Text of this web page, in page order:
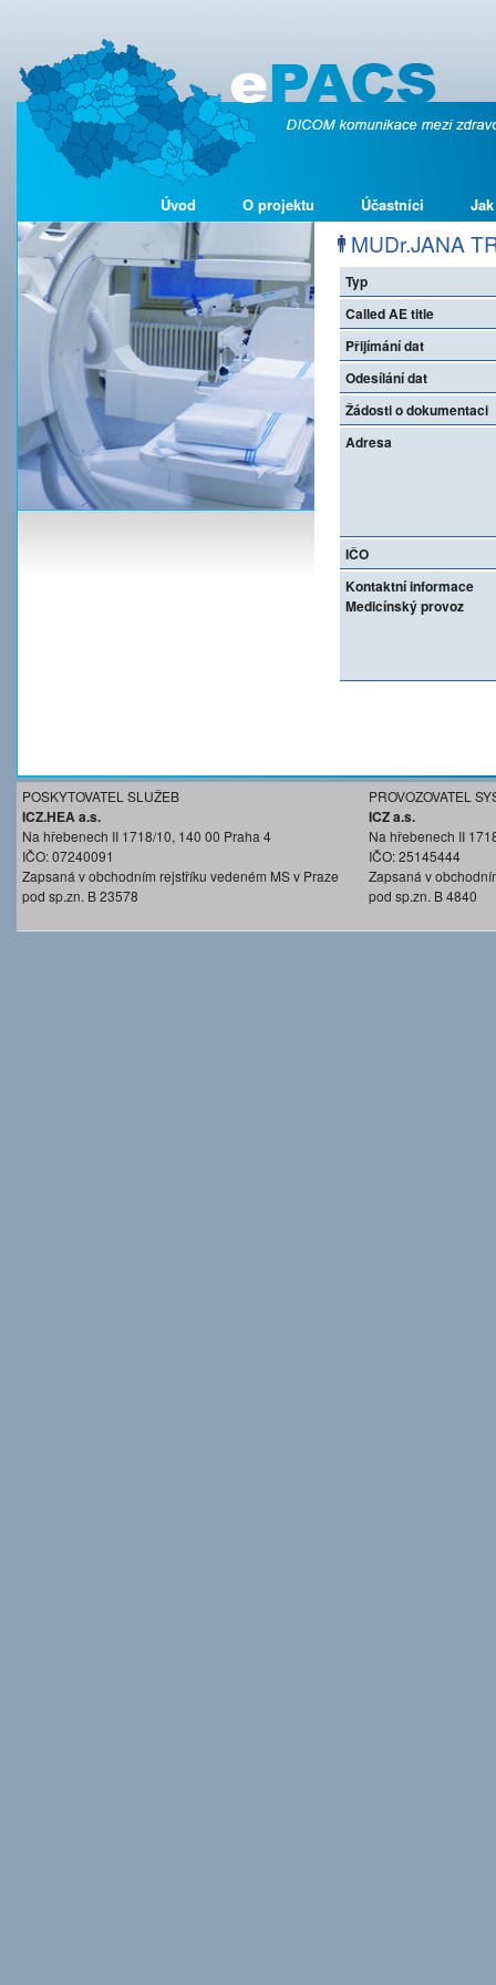
Úvod O projektu Účastníci
MUDr.JANA
Typ
Called AE title
Přijímání dat
Odesílání dat
Žádosti o dokumentaci
Adresa
IČO
Kontaktní informace
Medicínský provoz
POSKYTOVATEL SLUŽEB
ICZ.HEA a.s.
Na hřebenech II 1718/10, 140 00 Praha 4
IČO: 07240091
Zapsaná v obchodním rejstříku vedeném MS v Praze
pod sp.zn. B 23578
PROVOZOVATEL
ICZ a.s.
Na hřebenech II
IČO: 25145444
Zapsaná v
pod sp.zn. B 4840